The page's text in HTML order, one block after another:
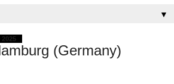
▼
(Germany)